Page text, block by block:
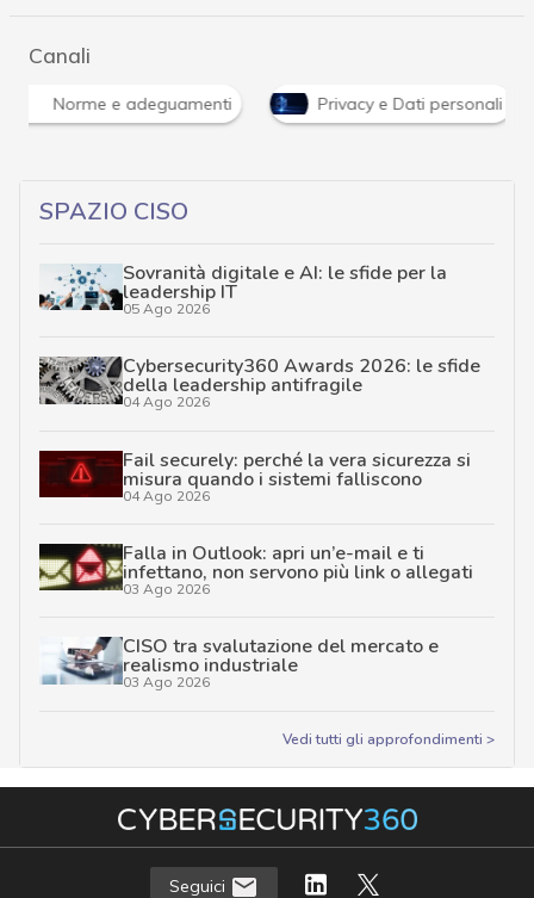
Canali
Norme e adeguamenti Privacy e Dati personali
SPAZIO CISO
Sovranità digitale e AI: le sfide per la
leadership IT
05 Ago 2026
Cybersecurity360 Awards 2026: le sfide
della leadership antifragile
04 Ago 2026
Fail securely: perché la vera sicurezza si
misura quando i sistemi falliscono
04 Ago 2026
Falla in Outlook: apri un’e-mail e ti
infettano, non servono più link o allegati
03 Ago 2026
CISO tra svalutazione del mercato e
realismo industriale
03 Ago 2026
Vedi tutti gli approfondimenti >
Seguici